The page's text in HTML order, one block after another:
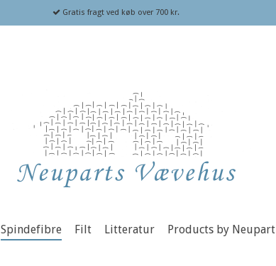
Gratis fragt ved køb over 700 kr.
Spindefibre Filt Litteratur Products by Neupart